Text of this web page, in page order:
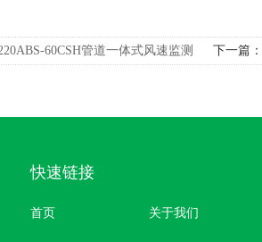
60CSH管道一体式风速监测
下一篇：
快速链接
首页 关于我们